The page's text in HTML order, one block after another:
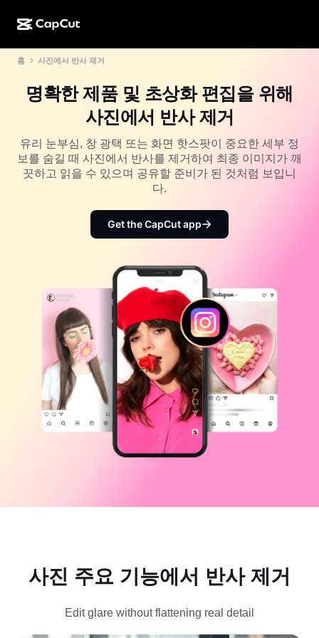
CapCut 온라인
CapCut Pad
CapCut 모바일
AI 디자인
동영상 스튜디오
AI 동영상 생성기
AI 이미지 보정기
Nano Banana Pro
Gemini Omni
텍스트 및 오디오
자동 캡션
캡션 템플릿
사용자 지정 음성
노이즈 제거
AI 도구
동영상 에디터 및 생성기
이미지 에디터 및 생성기
소셜 미디어
마케팅
라이프스타일 및 브이로그
사용자 지정 디자인
더 보기
튜토리얼 가이드
주요 추천
더 보기
홀리데이 템플릿
더 보기
기념일 템플릿
효과 템플릿
비즈니스 템플릿
산업 템플릿
요약 템플릿
커뮤니티
이니셔티브
제휴 사용자
개척자 프로그램
크리에이티브 파트너 프로그램
CapCut 크리에이티브 캠퍼스
보안 센터
고객 지원 센터
공지
CapCut 서비스 약관 정보
CapCut 열기
홈 사진에서 반사 제거
명확한 제품 및 초상화 편집을 위해
사진에서 반사 제거
유리 눈부심, 창 광택 또는 화면 핫스팟이 중요한 세부 정
보를 숨길 때 사진에서 반사를 제거하여 최종 이미지가 깨
끗하고 읽을 수 있으며 공유할 준비가 된 것처럼 보입니
다.
Get the CapCut app
사진 주요 기능에서 반사 제거
Edit glare without flattening real detail